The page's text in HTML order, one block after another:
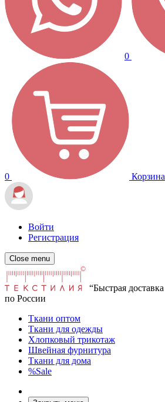
0
0 Корзина
Войти
Регистрация
Close menu
“Быстрая доставка
по России
Ткани оптом
Ткани для одежды
Хлопковый трикотаж
Швейная фурнитура
Ткани для дома
%Sale